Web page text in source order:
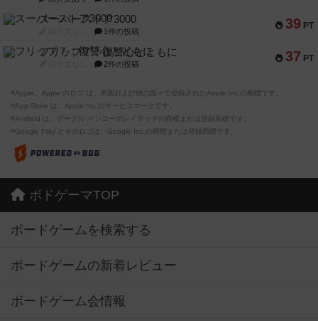
39 PT
スーパーストア3000
1件の投稿
37 PT
フリップ７：復讐心とともに
2件の投稿
※Apple、Apple のロゴ は、米国および他の国々で登録されたApple Inc.の商標です。
※App Store は、Apple Inc.のサービスマークです。
※Android は、グーグル インコーポレイテッドの商標または登録商標です。
※Google Play とそのロゴは、Google Inc.の商標または登録商標です。
ボドゲーマTOP
ボードゲームを検索する
ボードゲームの新着レビュー
ボードゲーム会情報